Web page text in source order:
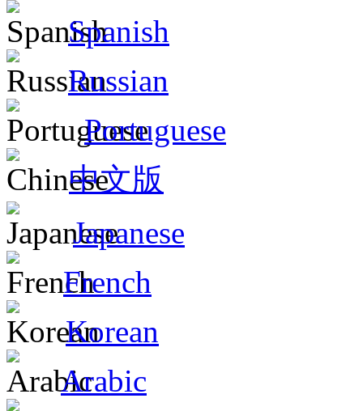
Spanish
Russian
Portuguese
中文版
Japanese
French
Korean
Arabic